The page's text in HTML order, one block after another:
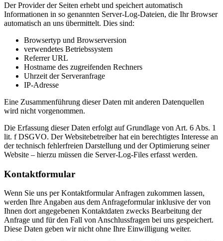
Der Provider der Seiten erhebt und speichert automatisch
Informationen in so genannten Server-Log-Dateien, die Ihr Browser
automatisch an uns übermittelt. Dies sind:
Browsertyp und Browserversion
verwendetes Betriebssystem
Referrer URL
Hostname des zugreifenden Rechners
Uhrzeit der Serveranfrage
IP-Adresse
Eine Zusammenführung dieser Daten mit anderen Datenquellen
wird nicht vorgenommen.
Die Erfassung dieser Daten erfolgt auf Grundlage von Art. 6 Abs. 1
lit. f DSGVO. Der Websitebetreiber hat ein berechtigtes Interesse an
der technisch fehlerfreien Darstellung und der Optimierung seiner
Website – hierzu müssen die Server-Log-Files erfasst werden.
Kontaktformular
Wenn Sie uns per Kontaktformular Anfragen zukommen lassen,
werden Ihre Angaben aus dem Anfrageformular inklusive der von
Ihnen dort angegebenen Kontaktdaten zwecks Bearbeitung der
Anfrage und für den Fall von Anschlussfragen bei uns gespeichert.
Diese Daten geben wir nicht ohne Ihre Einwilligung weiter.